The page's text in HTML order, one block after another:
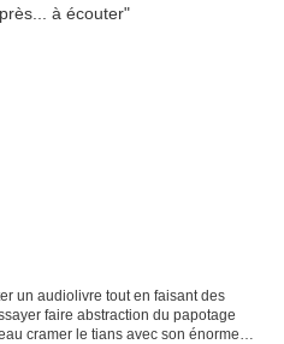
un audiolivre tout en faisant des
faire abstraction du papotage
cramer le tians avec son énorme